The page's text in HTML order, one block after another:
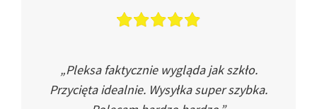
„Pleksa faktycznie wygląda jak szkło.
Przycięta idealnie. Wysyłka super szybka.